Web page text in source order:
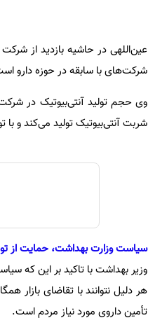
عین‌اللهی در حاشیه بازدید از
شرکت‌های با سابقه در حوزه دارو
شربت‌ آنتی‌بیوتیک تولید می‌کند و
سیاست وزارت بهداشت، حمایت از
وزیر بهداشت با تاکید بر این که
هر دلیل نتوانند با تقاضای بازار
تأمین داروی مورد نیاز مردم است.